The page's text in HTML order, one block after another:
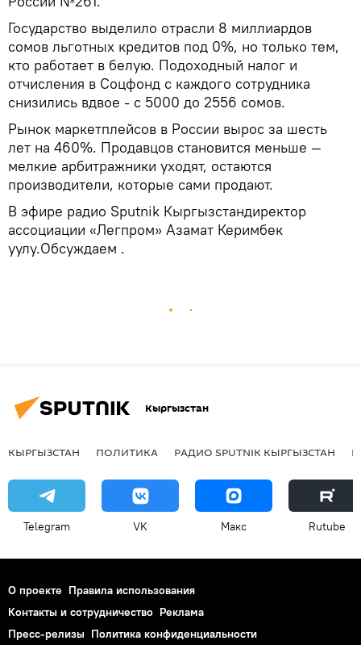
Государство выделило отрасли 8 миллиардов
сомов льготных кредитов под 0%, но только тем,
кто работает в белую. Подоходный налог и
отчисления в Соцфонд с каждого сотрудника
снизились вдвое - с 5000 до 2556 сомов.
Рынок маркетплейсов в России вырос за шесть
лет на 460%. Продавцов становится меньше —
мелкие арбитражники уходят, остаются
производители, которые сами продают.
В эфире радио Sputnik Кыргызстандиректор
ассоциации «Легпром» Азамат Керимбек
уулу.Обсуждаем .
Кыргызстан
КЫРГЫЗСТАН ПОЛИТИКА РАДИО SPUTNIK КЫРГЫЗСТАН
Telegram VK Макс Rutube
О проекте Правила использования
Контакты и сотрудничество Реклама
Пресс-релизы Политика конфиденциальности